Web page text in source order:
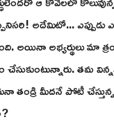
అదేమిటో... ఎప్పుడు
అయినా అభ్యర్థులు మా
చేసుకుంటున్నారు.
తండ్రి మీదనే పోటీ